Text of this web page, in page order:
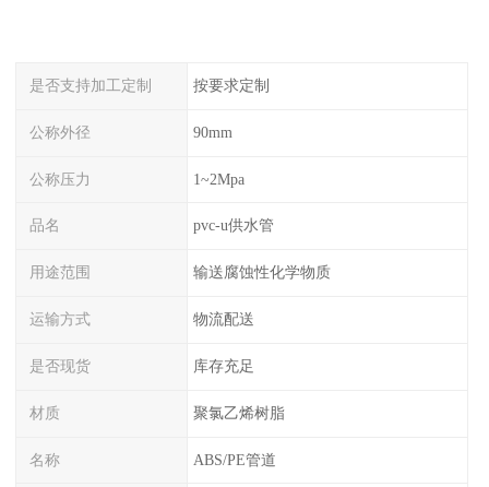
是否支持加工定制 按要求定制
公称外径 90mm
公称压力 1~2Mpa
品名 pvc-u供水管
用途范围 输送腐蚀性化学物质
运输方式 物流配送
是否现货 库存充足
材质 聚氯乙烯树脂
名称 ABS/PE管道